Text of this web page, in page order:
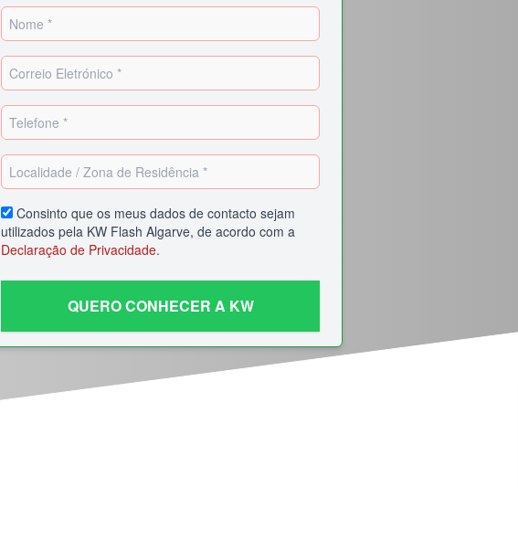
Consinto que os meus dados de contacto sejam
utilizados pela KW Flash Algarve, de acordo com a
Declaração de Privacidade.
QUERO CONHECER A KW